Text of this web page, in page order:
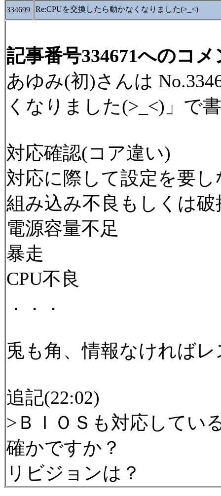
334699
Re:CPUを交換したら動かなくなりました(>_<)
記事番号334671へのコメ
あゆみ(初)さんは
くなりました(>_<)」で
対応確認(コア違い)
対応に際して設定を要
組み込み不良もしくは
電源容量不足
暴走
CPU不良
．．．
兎も角、情報なければ
追記(22:02)
>ＢＩＯＳも対応してい
確かですか？
リビジョンは？